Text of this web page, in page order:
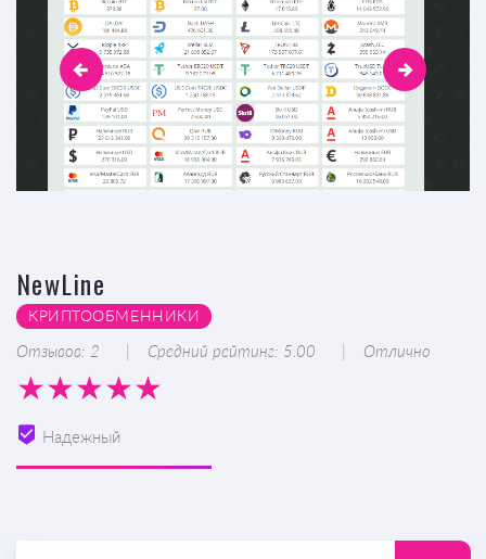
NewLine
КРИПТООБМЕННИКИ
Отзывов: 2 Средний рейтинг: 5.00 Отлично
Надежный